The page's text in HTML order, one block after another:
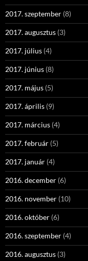
2017. szeptember (8)
2017. augusztus (3)
2017. július (4)
2017. június (8)
2017. május (5)
2017. április (9)
2017. március (4)
2017. február (5)
2017. január (4)
2016. december (6)
2016. november (10)
2016. október (6)
2016. szeptember (4)
2016. augusztus (3)